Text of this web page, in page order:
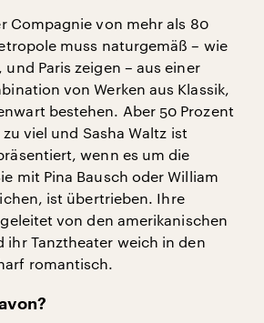
Compagnie von mehr als 80
muss naturgemäß – wie
und Paris zeigen – aus einer
von Werken aus Klassik,
bestehen. Aber 50 Prozent
viel und Sasha Waltz ist
wenn es um die
mit Pina Bausch oder William
ist übertrieben. Ihre
von den amerikanischen
ihr Tanztheater weich in den
romantisch.